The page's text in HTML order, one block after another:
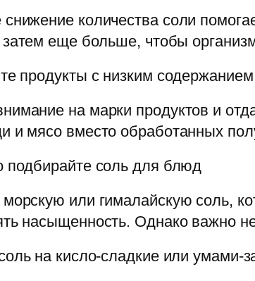
количества соли
еще больше, чтобы
продукты с низким
на марки продуктов и
и мясо вместо обработанных
подбирайте соль для блюд
морскую или гималайскую соль,
насыщенность. Однако важно
на кисло-сладкие или умами-